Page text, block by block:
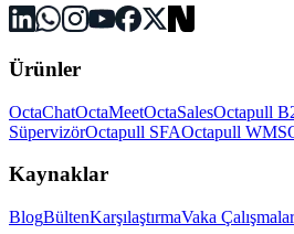
Ürünler
OctaChatOctaMeetOctaSalesOctapull
SüpervizörOctapull SFAOctapull WMS
Kaynaklar
BlogBültenKarşılaştırmaVaka